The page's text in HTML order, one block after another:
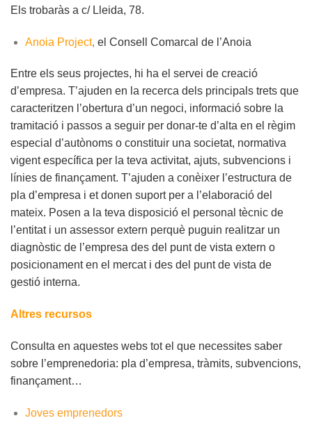
Els trobaràs a c/ Lleida, 78.
Anoia Project, el Consell Comarcal de l’Anoia
Entre els seus projectes, hi ha el servei de creació
d’empresa. T’ajuden en la recerca dels principals trets que
caracteritzen l’obertura d’un negoci, informació sobre la
tramitació i passos a seguir per donar-te d’alta en el règim
especial d’autònoms o constituir una societat, normativa
vigent específica per la teva activitat, ajuts, subvencions i
línies de finançament. T’ajuden a conèixer l’estructura de
pla d’empresa i et donen suport per a l’elaboració del
mateix. Posen a la teva disposició el personal tècnic de
l’entitat i un assessor extern perquè puguin realitzar un
diagnòstic de l’empresa des del punt de vista extern o
posicionament en el mercat i des del punt de vista de
gestió interna.
Altres recursos
Consulta en aquestes webs tot el que necessites saber
sobre l’emprenedoria: pla d’empresa, tràmits, subvencions,
finançament…
Joves emprenedors